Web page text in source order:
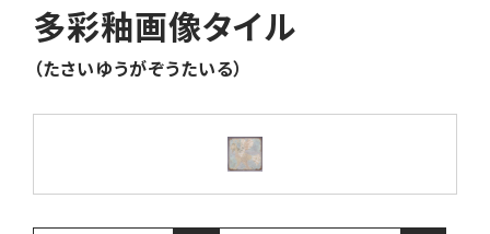
多彩釉画像タイル
（たさいゆうがぞうたいる）